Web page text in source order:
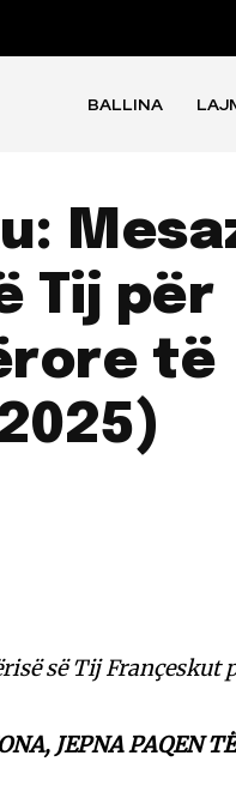
BALLINA
Tij për
të
së Tij Françeskut
JEPNA PAQEN